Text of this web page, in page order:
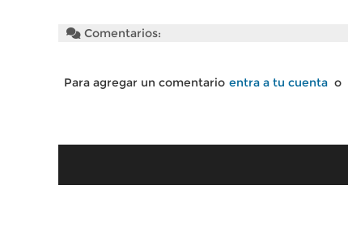
Comentarios:
Para agregar un comentario entra a tu cuenta o